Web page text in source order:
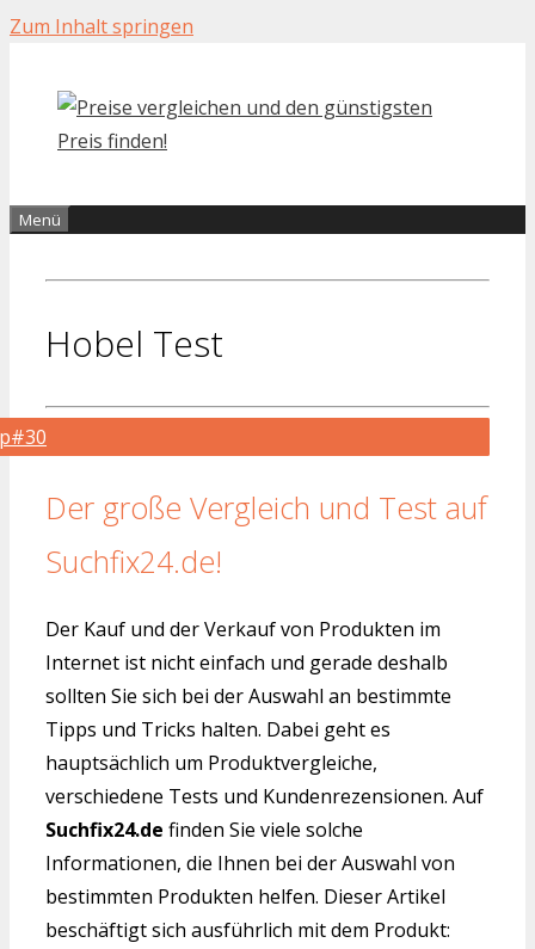
Zum Inhalt springen
Menü
Hobel Test
Der große Vergleich und Test auf
Suchfix24.de!
Der Kauf und der Verkauf von Produkten im
Internet ist nicht einfach und gerade deshalb
sollten Sie sich bei der Auswahl an bestimmte
Tipps und Tricks halten. Dabei geht es
hauptsächlich um Produktvergleiche,
verschiedene Tests und Kundenrezensionen. Auf
Suchfix24.de finden Sie viele solche
Informationen, die Ihnen bei der Auswahl von
bestimmten Produkten helfen. Dieser Artikel
beschäftigt sich ausführlich mit dem Produkt: